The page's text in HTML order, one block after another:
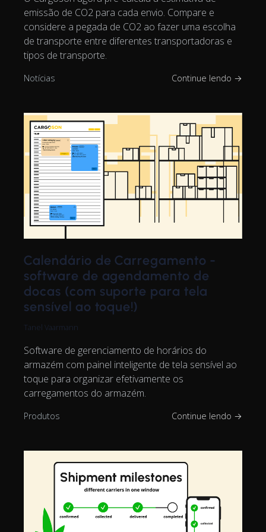
emissão de CO2 para cada envio. Compare e
considere a pegada de CO2 ao fazer uma escolha
de transporte entre diferentes transportadoras e
tipos de transporte.
Notícias Continue lendo →
Calendário de Carregamento -
software de agendamento de
docas (com suporte para tela
sensível ao toque!)
Tanel Vaarmann
Software de gerenciamento de horários do
armazém com painel inteligente de tela sensível ao
toque para organizar efetivamente os
carregamentos do armazém.
Produtos Continue lendo →